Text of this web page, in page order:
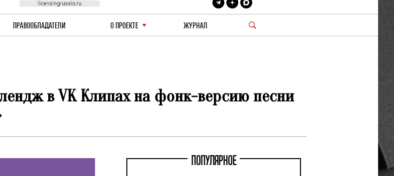
ПРАВООБЛАДАТЕЛИ О ПРОЕКТЕ ЖУРНАЛ
в VK Клипах на фонк-версию песни
ПОПУЛЯРНОЕ